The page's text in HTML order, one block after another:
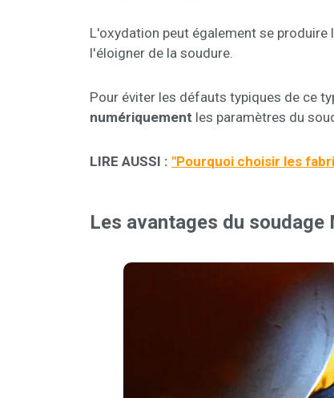
L'oxydation peut également se produire
l'éloigner de la soudure.
Pour éviter les défauts typiques de ce
numériquement les paramètres du
LIRE AUSSI : "Pourquoi choisir les
Les avantages du soudage